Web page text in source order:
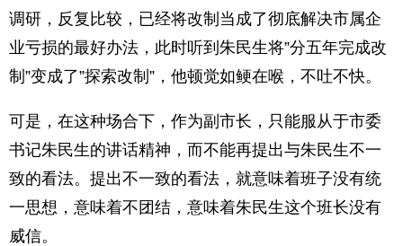
调研，反复比较，已经将改制当成了彻底解决市属企
业亏损的最好办法，此时听到朱民生将”分五年完成改
制”变成了”探索改制”，他顿觉如鲠在喉，不吐不快。
可是，在这种场合下，作为副市长，只能服从于市委
书记朱民生的讲话精神，而不能再提出与朱民生不一
致的看法。提出不一致的看法，就意味着班子没有统
一思想，意味着不团结，意味着朱民生这个班长没有
威信。